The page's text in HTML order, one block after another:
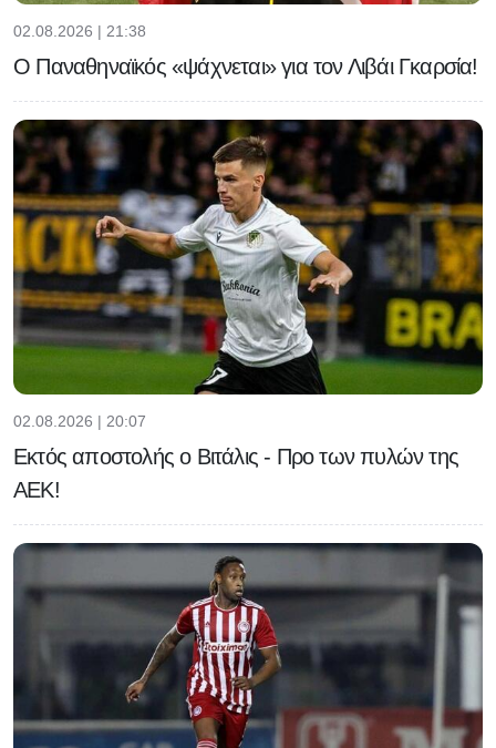
02.08.2026 | 21:38
Ο Παναθηναϊκός «ψάχνεται» για τον Λιβάι Γκαρσία!
02.08.2026 | 20:07
Εκτός αποστολής ο Βιτάλις - Προ των πυλών της
ΑΕΚ!